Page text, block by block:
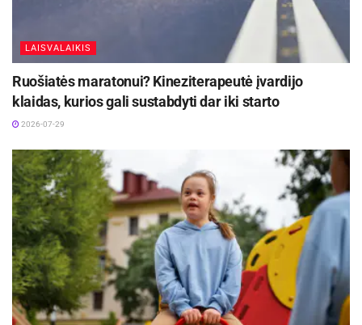
LAISVALAIKIS
Ruošiatės maratonui? Kineziterapeutė įvardijo
klaidas, kurios gali sustabdyti dar iki starto
2026-07-29